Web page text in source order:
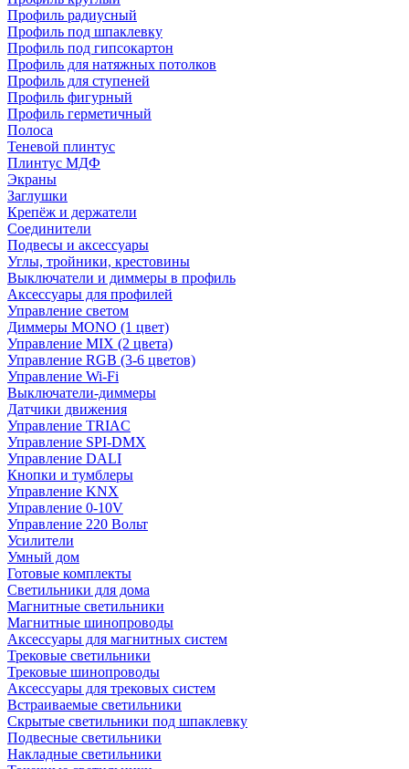
Профиль радиусный
Профиль под шпаклевку
Профиль под гипсокартон
Профиль для натяжных потолков
Профиль для ступеней
Профиль фигурный
Профиль герметичный
Полоса
Теневой плинтус
Плинтус МДФ
Экраны
Заглушки
Крепёж и держатели
Соединители
Подвесы и аксессуары
Углы, тройники, крестовины
Выключатели и диммеры в профиль
Аксессуары для профилей
Управление светом
Диммеры MONO (1 цвет)
Управление MIX (2 цвета)
Управление RGB (3-6 цветов)
Управление Wi-Fi
Выключатели-диммеры
Датчики движения
Управление TRIAC
Управление SPI-DMX
Управление DALI
Кнопки и тумблеры
Управление KNX
Управление 0-10V
Управление 220 Вольт
Усилители
Умный дом
Готовые комплекты
Светильники для дома
Магнитные светильники
Магнитные шинопроводы
Аксессуары для магнитных систем
Трековые светильники
Трековые шинопроводы
Аксессуары для трековых систем
Встраиваемые светильники
Скрытые светильники под шпаклевку
Подвесные светильники
Накладные светильники